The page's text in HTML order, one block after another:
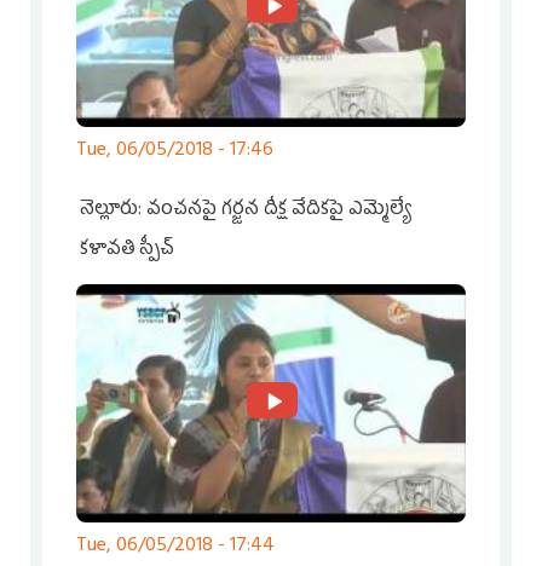
Tue, 06/05/2018 - 17:46
నెల్లూరు: వంచనపై గర్జన దీక్ష వేదికపై ఎమ్మెల్యే
కళావతి స్పీచ్
Tue, 06/05/2018 - 17:44